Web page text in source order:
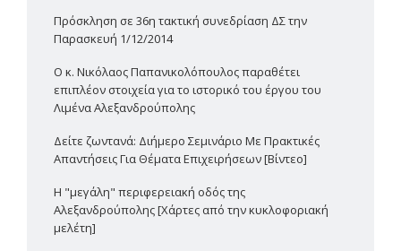
Πρόσκληση σε 36η τακτική συνεδρίαση ΔΣ την
Παρασκευή 1/12/2014
Ο κ. Νικόλαος Παπανικολόπουλος παραθέτει
επιπλέον στοιχεία για το ιστορικό του έργου του
Λιμένα Αλεξανδρούπολης
Δείτε ζωντανά: Διήμερο Σεμινάριο Με Πρακτικές
Απαντήσεις Για Θέματα Επιχειρήσεων [Βίντεο]
Η "μεγάλη" περιφερειακή οδός της
Αλεξανδρούπολης [Χάρτες από την κυκλοφοριακή
μελέτη]